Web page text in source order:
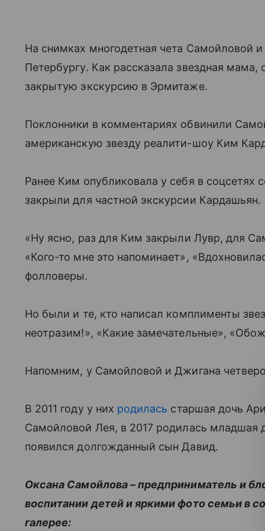
На снимках многодетная чета Самойловой
Петербургу. Как рассказала звездная
закрытую экскурсию в Эрмитаже.
Поклонники в комментариях обвинили
американскую звезду реалити-шоу Ким
Ранее Ким опубликовала у себя в соцсетях
закрыли для частной экскурсии Кардашьян.
«Ну ясно, раз для Ким закрыли Лувр, для
«Кого-то мне это напоминает»,
фолловеры.
Но были и те, кто написал комплименты
неотразим!», «Какие замечательные»,
Напомним, у Самойловой и Джигана
В 2011 году у них родилась старшая дочь
Самойловой Лея, в 2017 родилась младшая
появился долгожданный сын Давид.
Оксана Самойлова – предприниматель и
воспитании детей и яркими фото семьи в
галерее: